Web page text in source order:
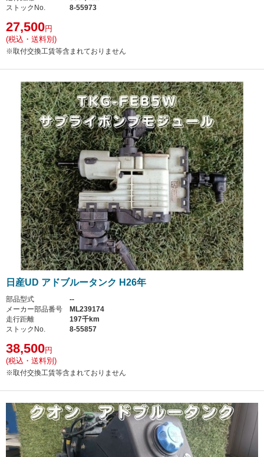
ストックNo.
8-55973
27,500円
(税込・送料別)
※取付交換工賃等含まれておりません
日産UD アドブルータンク H26年
部品型式
--
メーカー部品番号
ML239174
走行距離
197千km
ストックNo.
8-55857
38,500円
(税込・送料別)
※取付交換工賃等含まれておりません